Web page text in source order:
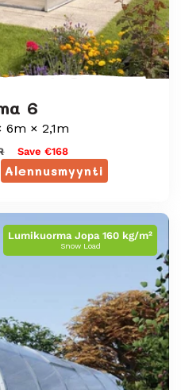
6
6m × 2,1m
Normaali
hinta
Save €168
Alennusmyynti
Myyntihinta
Lumikuorma Jopa 160 kg/m²
Snow Load